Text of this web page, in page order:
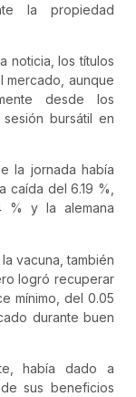
la propiedad
noticia, los títulos
mercado, aunque
desde los
bursátil en
la jornada había
del 6.19 %,
% y la alemana
vacuna, también
logró recuperar
mínimo, del 0.05
durante buen
había dado a
sus beneficios